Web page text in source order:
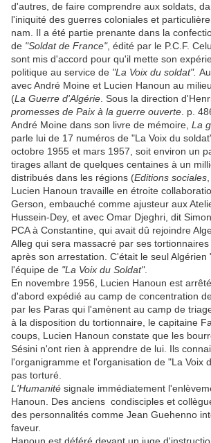
d'autres, de faire comprendre aux soldats,
l'iniquité des guerres coloniales et
nam. Il a été partie prenante dans la
de "Soldat de France", édité par le P.C.F.
sont mis d'accord pour qu'il mette son
politique au service de "La Voix du soldat".
avec André Moine et Lucien Hanoun au
(La Guerre d'Algérie . Sous la direction
promesses de Paix à la guerre ouverte . p.
André Moine dans son livre de mémoire, La
parle lui de 17 numéros de "La Voix du
octobre 1955 et mars 1957, soit environ un
tirages allant de quelques centaines à un
distribués dans les régions (Editions sociales
Lucien Hanoun travaille en étroite
Gerson, embauché comme ajusteur aux
Hussein-Dey, et avec Omar Djeghri, dit
PCA à Constantine, qui avait dû rejoindre
Alleg qui sera massacré par ses
après son arrestation. C'était le seul Algérien
l'équipe de "La Voix du Soldat".
En novembre 1956, Lucien Hanoun est
d'abord expédié au camp de concentration
par les Paras qui l'amènent au camp de
à la disposition du tortionnaire, le capitaine
coups, Lucien Hanoun constate que les
Sésini n'ont rien à apprendre de lui. Ils
l'organigramme et l'organisation de "La Voix
pas torturé.
L'Humanité signale immédiatement
Hanoun. Des anciens condisciples et
des personnalités comme Jean Guehenno
faveur.